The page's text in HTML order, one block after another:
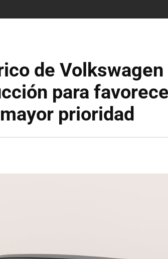
de Volkswagen
para
prioridad